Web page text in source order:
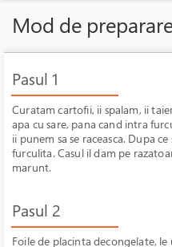
Mod de
Pasul 1
Curatam cartofii, ii spalam, ii
apa cu sare, pana cand intra
ii punem sa se raceasca. Dupa
furculita. Casul il dam pe
marunt.
Pasul 2
Foile de placinta decongelate,